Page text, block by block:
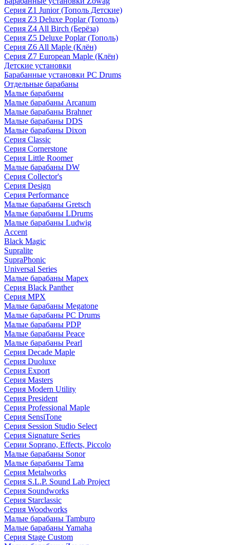
Серия Z1 Junior (Тополь Детские)
Серия Z3 Deluxe Poplar (Тополь)
Серия Z4 All Birch (Берёза)
Серия Z5 Deluxe Poplar (Тополь)
Серия Z6 All Maple (Клён)
Серия Z7 European Maple (Клён)
Детские установки
Барабанные установки PC Drums
Отдельные барабаны
Малые барабаны
Малые барабаны Arcanum
Малые барабаны Brahner
Малые барабаны DDS
Малые барабаны Dixon
Серия Classic
Серия Cornerstone
Серия Little Roomer
Малые барабаны DW
Серия Collector's
Серия Design
Серия Performance
Малые барабаны Gretsch
Малые барабаны LDrums
Малые барабаны Ludwig
Accent
Black Magic
Supralite
SupraPhonic
Universal Series
Малые барабаны Mapex
Серия Black Panther
Серия MPX
Малые барабаны Megatone
Малые барабаны PC Drums
Малые барабаны PDP
Малые барабаны Peace
Малые барабаны Pearl
Серия Decade Maple
Серия Duoluxe
Серия Export
Серия Masters
Серия Modern Utility
Серия President
Серия Professional Maple
Серия SensiTone
Серия Session Studio Select
Серия Signature Series
Серии Soprano, Effects, Piccolo
Малые барабаны Sonor
Малые барабаны Tama
Серия Metalworks
Серия S.L.P. Sound Lab Project
Серия Soundworks
Серия Starclassic
Серия Woodworks
Малые барабаны Tamburo
Малые барабаны Yamaha
Серия Stage Custom